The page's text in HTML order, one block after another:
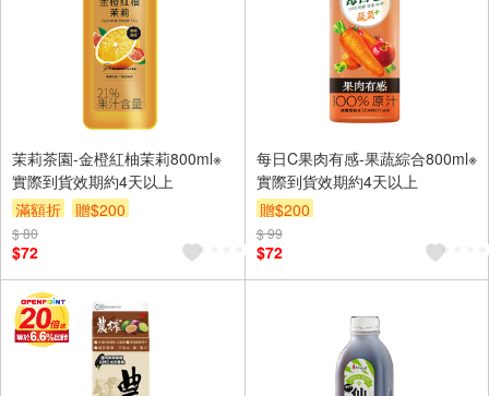
茉莉茶園-金橙紅柚茉莉800ml※
實際到貨效期約4天以上
滿額折
贈$200
$ 80
$72
每日C果肉有感-果蔬綜合800ml※
實際到貨效期約4天以上
贈$200
$ 99
$72